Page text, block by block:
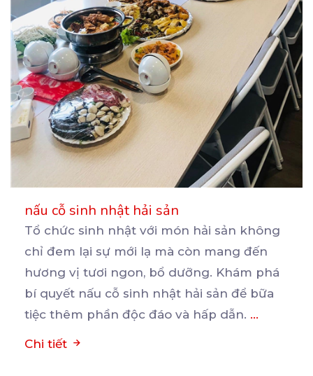
nấu cỗ sinh nhật hải sản
Tổ chức sinh nhật với món hải sản không
chỉ đem lại sự mới lạ mà còn mang đến
hương vị tươi ngon, bổ dưỡng. Khám phá
bí quyết nấu cỗ sinh nhật hải sản để bữa
tiệc thêm phần độc đáo và hấp dẫn. ...
Chi tiết